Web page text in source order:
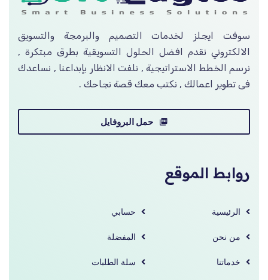
سوفت ايجلز لخدمات التصميم والبرمجة والتسويق
الالكتروني نقدم افضل الحلول التسويقية بطرق مبتكرة ,
نرسم الخطط الاستراتيجية , نلفت الانظار بإبداعنا , نساعدك
فى تطوير اعمالك , نكتب معك قصة نجاحك .
حمل البروفايل
روابط الموقع
الرئيسية
من نحن
خدماتنا
حسابي
المفضلة
سلة الطلبات